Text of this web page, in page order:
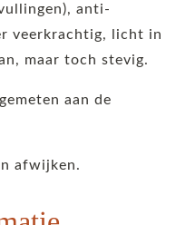
anti-
veerkrachtig, licht in
maar toch stevig.
aan de
afwijken.